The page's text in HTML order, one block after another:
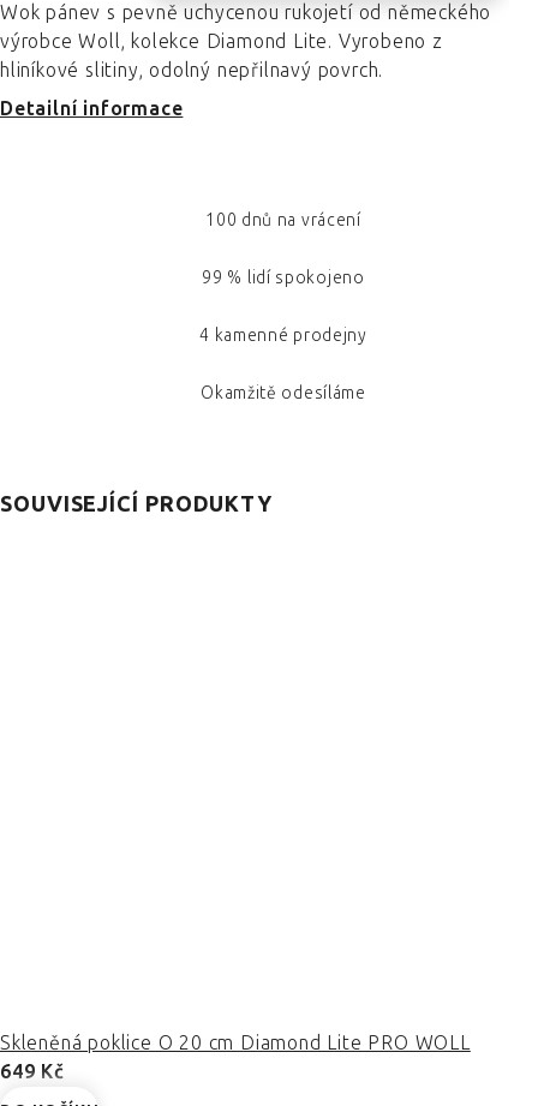
Wok pánev s pevně uchycenou rukojetí od německého
výrobce Woll, kolekce Diamond Lite. Vyrobeno z
hliníkové slitiny, odolný nepřilnavý povrch.
Detailní informace
100 dnů na vrácení
99 % lidí spokojeno
4 kamenné prodejny
Okamžitě odesíláme
SOUVISEJÍCÍ PRODUKTY
Skleněná poklice O 20 cm Diamond Lite PRO WOLL
649 Kč